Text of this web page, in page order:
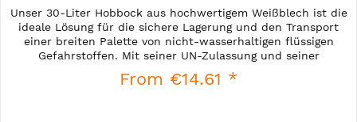
Unser 30-Liter Hobbock aus hochwertigem Weißblech ist die
ideale Lösung für die sichere Lagerung und den Transport
einer breiten Palette von nicht-wasserhaltigen flüssigen
Gefahrstoffen. Mit seiner UN-Zulassung und seiner
From €14.61 *